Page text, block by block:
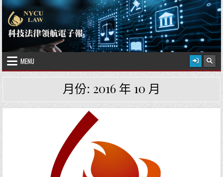
Skip to content 2026 年 8 月 9 日
國立陽明交通大學科技法律學院
MENU
月份: 2016 年 10 月